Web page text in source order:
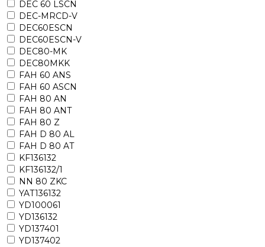
DEC 60 LSCN
DEC-MRCD-V
DEC60ESCN
DEC60ESCN-V
DEC80-MK
DEC80MKK
FAH 60 ANS
FAH 60 ASCN
FAH 80 AN
FAH 80 ANT
FAH 80 Z
FAH D 80 AL
FAH D 80 AT
KF136132
KF136132/1
NN 80 ZKC
YAT136132
YD100061
YD136132
YD137401
YD137402